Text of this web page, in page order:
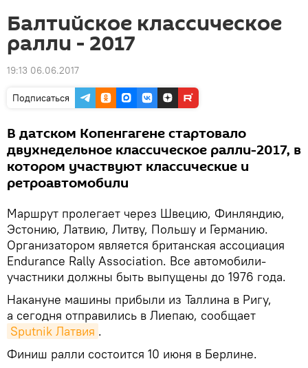
Балтийское классическое
ралли - 2017
19:13 06.06.2017
Подписаться
В датском Копенгагене стартовало
двухнедельное классическое ралли-2017, в
котором участвуют классические и
ретроавтомобили
Маршрут пролегает через Швецию, Финляндию,
Эстонию, Латвию, Литву, Польшу и Германию.
Организатором является британская ассоциация
Endurance Rally Association. Все автомобили-
участники должны быть выпущены до 1976 года.
Накануне машины прибыли из Таллина в Ригу,
а сегодня отправились в Лиепаю, сообщает
Sputnik Латвия .
Финиш ралли состоится 10 июня в Берлине.